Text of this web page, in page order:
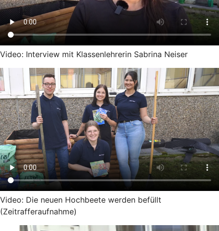
Video: Interview mit Klassenlehrerin Sabrina Neiser
Video: Die neuen Hochbeete werden befüllt
(Zeitrafferaufnahme)